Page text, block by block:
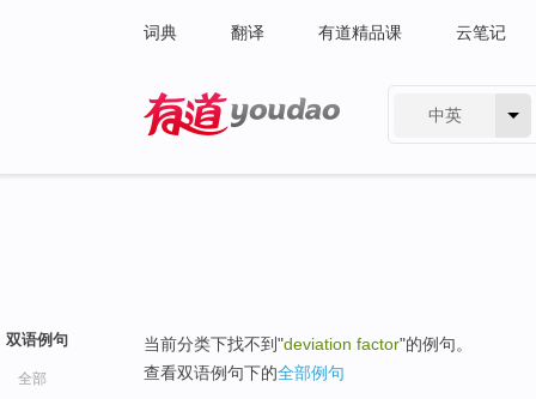
词典 翻译 有道精品课 云笔记
中英
双语例句
全部
当前分类下找不到"deviation factor"的例句。
查看双语例句下的全部例句